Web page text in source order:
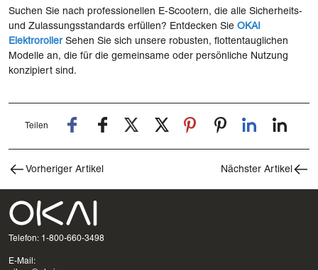
Suchen Sie nach professionellen E-Scootern, die alle Sicherheits-
und Zulassungsstandards erfüllen? Entdecken Sie OKAI
ElektrorollerSehen Sie sich unsere robusten, flottentauglichen
Modelle an, die für die gemeinsame oder persönliche Nutzung
konzipiert sind.
Teilen
Vorheriger Artikel Nächster Artikel
Telefon: 1-800-660-3498
E-Mail: